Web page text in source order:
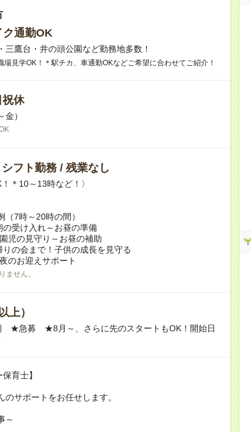
ク通勤OK
三鷹台・井の頭公園など勤務地多数！
見学OK！＊駅チカ、車通勤OKなどご希望に合わせてご紹介！
休
）
フト勤務 / 残業なし
＊10～13時など！〉
7時～20時の間）
の受け入れ～お昼の準備
児の見守り～お昼の補助
りの会まで！子供の成長を見守る
のお迎えサポート
ません。
上）
★急募 ★8月～、さらに先のスタートもOK！開始日
育士】
のサポートをお任せします。
～